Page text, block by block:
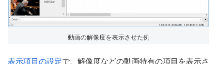
動画の解像度を表示させた例
表示項目の設定で、解像度などの動画特有の項目を表示さ